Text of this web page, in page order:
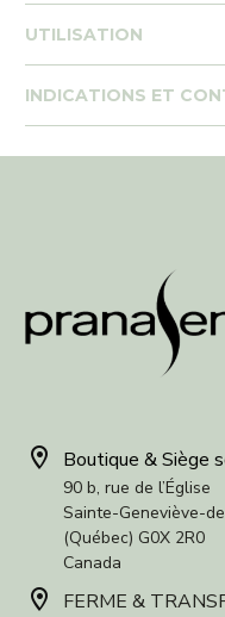
UTILISATION
INDICATIONS ET

 Boutique & Siège
90 b, rue de l’Église
Sainte-Geneviève-
(Québec) G0X 2R0
Canada

 FERME &